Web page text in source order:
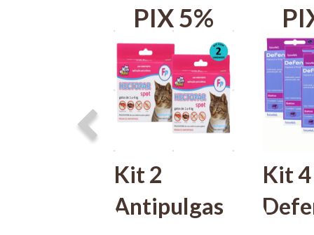
PIX 5%
Kit 2
Antipulgas
Kit 4